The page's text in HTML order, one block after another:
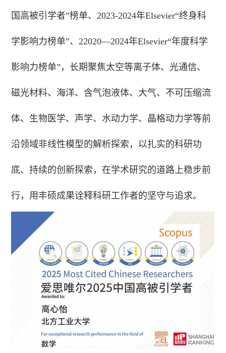
国高被引学者”榜单、2023-2024年Elsevier“终身科
学影响力榜单”、22020—2024年Elsevier“年度科学
影响力榜单”，长期聚焦太空等离子体、光通信、
磁光材料、海洋、含气泡液体、大气、不可压缩流
体、生物医学、声学、水动力学、晶格动力学等前
沿领域非线性模型的解析探索，以扎实的科研功
底、持续的创新探索，在学术研究的道路上稳步前
行，用丰硕成果诠释科研工作者的坚守与追求。